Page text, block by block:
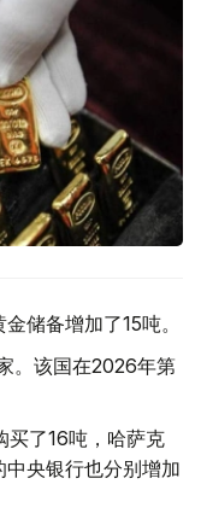
储备增加了15吨。
。该国在2026年第
买了16吨，哈萨克
央银行也分别增加